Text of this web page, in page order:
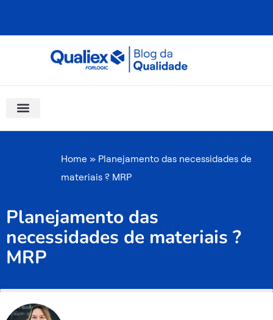
Home » Planejamento das necessidades de
materiais ? MRP
Planejamento das
necessidades de materiais ?
MRP